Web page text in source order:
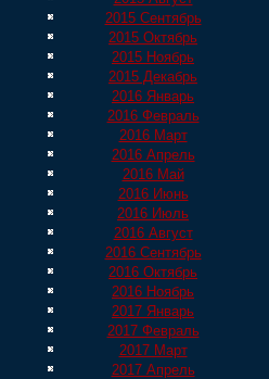
2015 Сентябрь
2015 Октябрь
2015 Ноябрь
2015 Декабрь
2016 Январь
2016 Февраль
2016 Март
2016 Апрель
2016 Май
2016 Июнь
2016 Июль
2016 Август
2016 Сентябрь
2016 Октябрь
2016 Ноябрь
2017 Январь
2017 Февраль
2017 Март
2017 Апрель